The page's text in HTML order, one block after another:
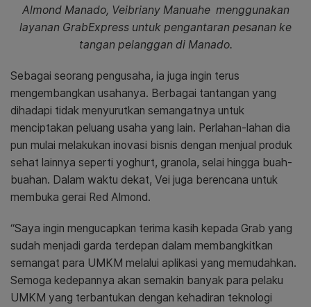
Almond Manado, Veibriany Manuahe menggunakan
layanan GrabExpress untuk pengantaran pesanan ke
tangan pelanggan di Manado.
Sebagai seorang pengusaha, ia juga ingin terus
mengembangkan usahanya. Berbagai tantangan yang
dihadapi tidak menyurutkan semangatnya untuk
menciptakan peluang usaha yang lain. Perlahan-lahan dia
pun mulai melakukan inovasi bisnis dengan menjual produk
sehat lainnya seperti yoghurt, granola, selai hingga buah-
buahan. Dalam waktu dekat, Vei juga berencana untuk
membuka gerai Red Almond.
“Saya ingin mengucapkan terima kasih kepada Grab yang
sudah menjadi garda terdepan dalam membangkitkan
semangat para UMKM melalui aplikasi yang memudahkan.
Semoga kedepannya akan semakin banyak para pelaku
UMKM yang terbantukan dengan kehadiran teknologi